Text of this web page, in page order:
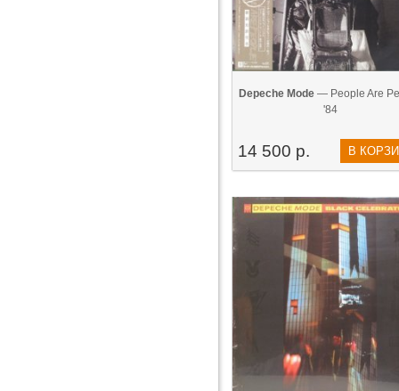
Depeche Mode — People Are
'84
14 500 р. В